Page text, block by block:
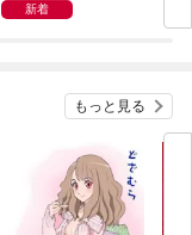
新着
もっと見る